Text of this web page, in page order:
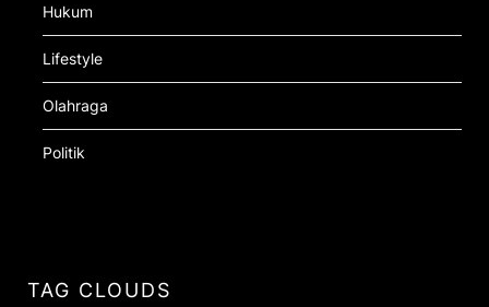
Hukum
Lifestyle
Olahraga
Politik
TAG CLOUDS